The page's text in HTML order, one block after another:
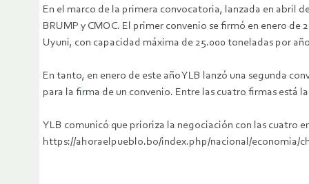
En el marco de la primera convocatoria, lanzada en abril
BRUMP y CMOC. El primer convenio se firmó en enero
Uyuni, con capacidad máxima de 25.000 toneladas por
En tanto, en enero de este año YLB lanzó una segunda
para la firma de un convenio. Entre las cuatro firmas está la
YLB comunicó que prioriza la negociación con las cuatro
https://ahoraelpueblo.bo/index.php/nacional/economia/